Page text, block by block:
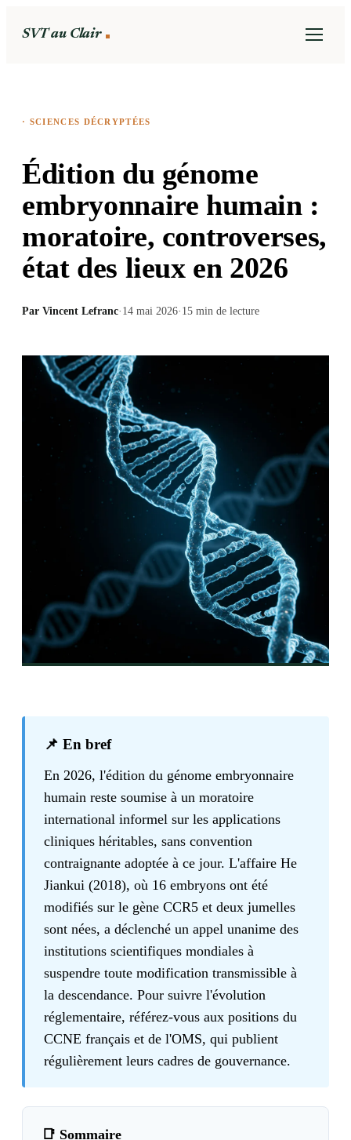
SVT au Clair
· SCIENCES DÉCRYPTÉES
Édition du génome
embryonnaire humain :
moratoire, controverses,
état des lieux en 2026
Par Vincent Lefranc· 14 mai 2026· 15 min de lecture
📌 En bref
En 2026, l'édition du génome embryonnaire
humain reste soumise à un moratoire
international informel sur les applications
cliniques héritables, sans convention
contraignante adoptée à ce jour. L'affaire He
Jiankui (2018), où 16 embryons ont été
modifiés sur le gène CCR5 et deux jumelles
sont nées, a déclenché un appel unanime des
institutions scientifiques mondiales à
suspendre toute modification transmissible à
la descendance. Pour suivre l'évolution
réglementaire, référez-vous aux positions du
CCNE français et de l'OMS, qui publient
régulièrement leurs cadres de gouvernance.
📑 Sommaire